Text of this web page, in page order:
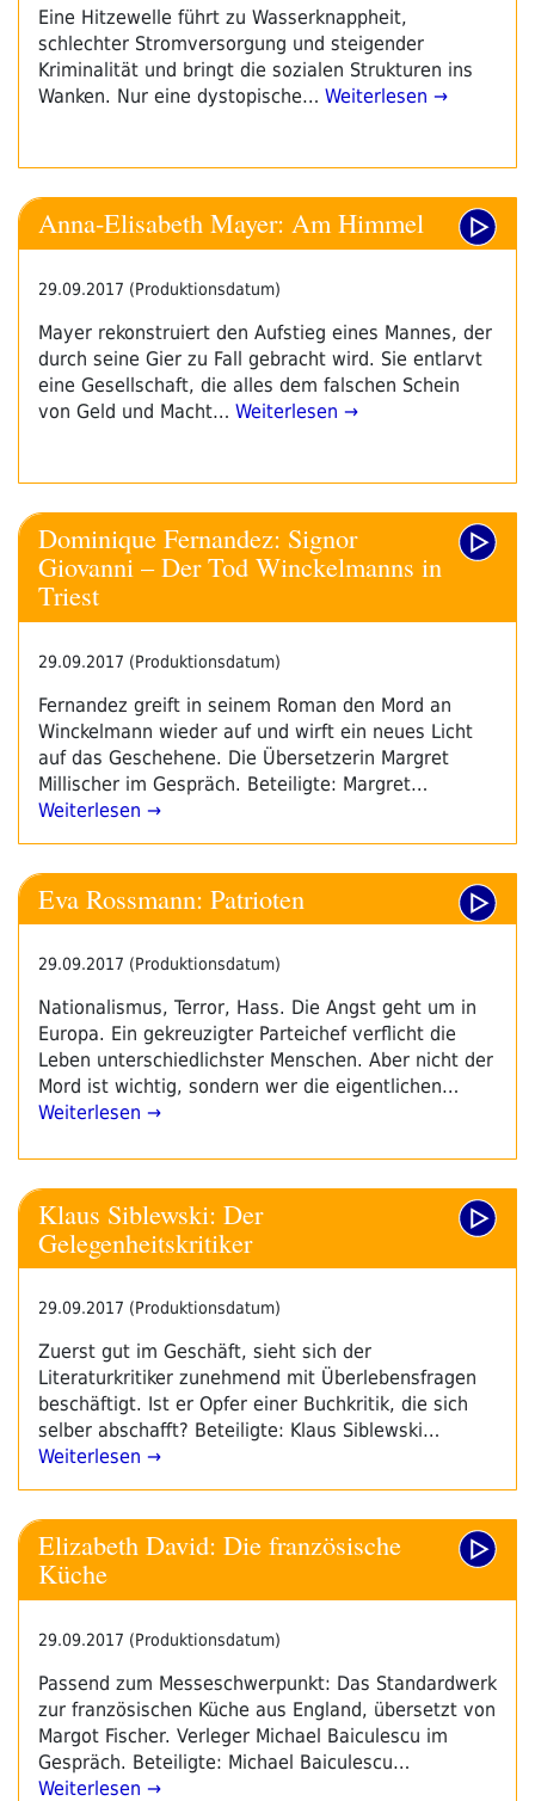
Eine Hitzewelle führt zu Wasserknappheit,
schlechter Stromversorgung und steigender
Kriminalität und bringt die sozialen Strukturen ins
Wanken. Nur eine dystopische… Weiterlesen →
Anna-Elisabeth Mayer: Am Himmel
29.09.2017 (Produktionsdatum)
Mayer rekonstruiert den Aufstieg eines Mannes, der
durch seine Gier zu Fall gebracht wird. Sie entlarvt
eine Gesellschaft, die alles dem falschen Schein
von Geld und Macht… Weiterlesen →
Dominique Fernandez: Signor
Giovanni – Der Tod Winckelmanns in
Triest
29.09.2017 (Produktionsdatum)
Fernandez greift in seinem Roman den Mord an
Winckelmann wieder auf und wirft ein neues Licht
auf das Geschehene. Die Übersetzerin Margret
Millischer im Gespräch. Beteiligte: Margret…
Weiterlesen →
Eva Rossmann: Patrioten
29.09.2017 (Produktionsdatum)
Nationalismus, Terror, Hass. Die Angst geht um in
Europa. Ein gekreuzigter Parteichef verflicht die
Leben unterschiedlichster Menschen. Aber nicht der
Mord ist wichtig, sondern wer die eigentlichen…
Weiterlesen →
Klaus Siblewski: Der
Gelegenheitskritiker
29.09.2017 (Produktionsdatum)
Zuerst gut im Geschäft, sieht sich der
Literaturkritiker zunehmend mit Überlebensfragen
beschäftigt. Ist er Opfer einer Buchkritik, die sich
selber abschafft? Beteiligte: Klaus Siblewski…
Weiterlesen →
Elizabeth David: Die französische
Küche
29.09.2017 (Produktionsdatum)
Passend zum Messeschwerpunkt: Das Standardwerk
zur französischen Küche aus England, übersetzt von
Margot Fischer. Verleger Michael Baiculescu im
Gespräch. Beteiligte: Michael Baiculescu…
Weiterlesen →